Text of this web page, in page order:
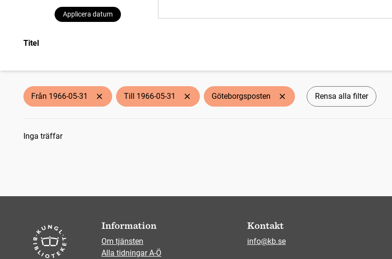
Applicera datum
Titel
Från 1966-05-31 Till 1966-05-31 Göteborgsposten Rensa alla filter
Sökresultat
Inga träffar
Information
Om tjänsten
Alla tidningar A-Ö
Kontakt
info@kb.se